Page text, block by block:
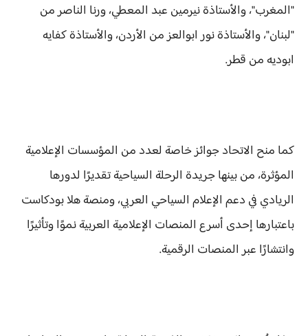
"المغرب"، والأستاذة نيرمين عبد المعطي، ورنا الناصر من
"لبنان"، والأستاذة نور ابوالعز من الأردن، والأستاذة كفايه
ابوديه من قطر.
كما منح الاتحاد جوائز خاصة لعدد من المؤسسات الإعلامية
المؤثرة، من بينها جريدة الرحلة السياحية تقديرًا لدورها
الريادي في دعم الإعلام السياحي العربي، ومنصة هلا بودكاست
باعتبارها إحدى أسرع المنصات الإعلامية العربية نموًا وتأثيرًا
وانتشارًا عبر المنصات الرقمية.